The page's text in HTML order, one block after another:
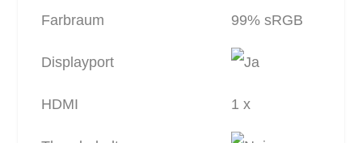
Farbraum 99% sRGB
Displayport
HDMI 1 x